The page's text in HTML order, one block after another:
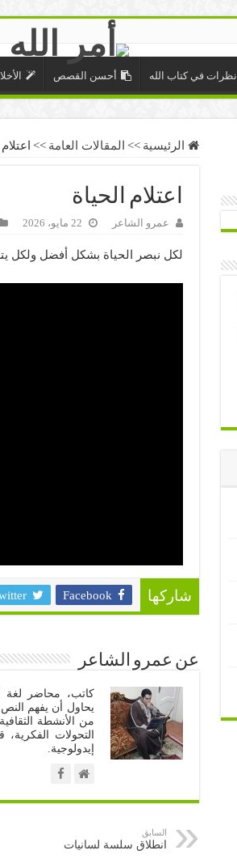
نظرات في كتاب الله أحسن القصص
الرئيسية >> المقالات العامة >>
اعتلام الحياة
عمرو الشاعر 22 مايو، 2026
لكل نبصر الحياة بشكل أفضل ولكل
شاركها Facebook
عن عمرو الشاعر
كاتب، محاضر لغة
يحاول أن يفهم النص
من الأنشطة
التحولات
إيدولوجية.
السابق
انطلاق سلسة لسانيات